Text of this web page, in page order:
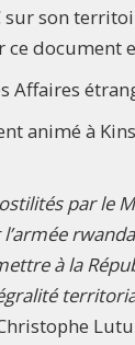
sur son
document
Affaires
animé à
par le
à la